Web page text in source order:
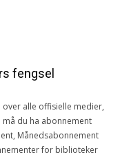
fengsel
alle offisielle medier,
må du ha abonnement
Månedsabonnement
for biblioteker